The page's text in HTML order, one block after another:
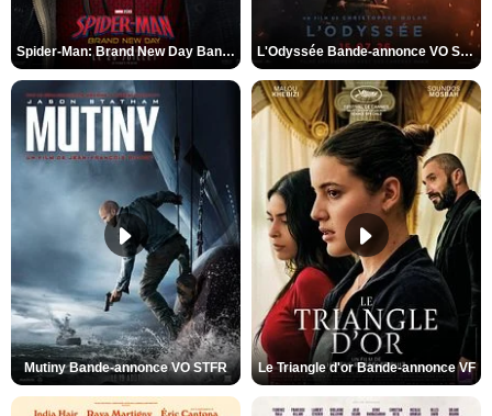
Spider-Man: Brand New Day Bande-annonce VO STFR L'Odyssée Bande-annonce VO STFR
Mutiny Bande-annonce VO STFR Le Triangle d'or Bande-annonce VF